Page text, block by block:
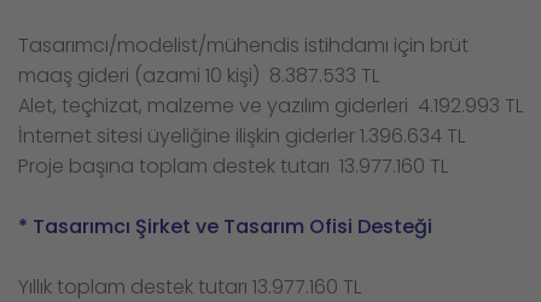
Tasarımcı/modelist/mühendis istihdamı için brüt
maaş gideri (azami 10 kişi) 8.387.533 TL
Alet, teçhizat, malzeme ve yazılım giderleri 4.192.993 TL
İnternet sitesi üyeliğine ilişkin giderler 1.396.634 TL
Proje başına toplam destek tutarı 13.977.160 TL
* Tasarımcı Şirket ve Tasarım Ofisi Desteği
Yıllık toplam destek tutarı 13.977.160 TL